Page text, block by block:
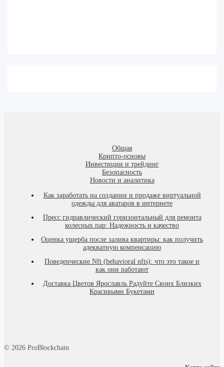
Общая
Крипто-основы
Инвестиции и трейдинг
Безопасность
Новости и аналитика
Как заработать на создании и продаже виртуальной
одежды для аватаров в интернете
Пресс гидравлический горизонтальный для ремонта
колесных пар: Надежность и качество
Оценка ущерба после залива квартиры: как получить
адекватную компенсацию
Поведенческие Nft (behavioral nfts): что это такое и
как они работают
Доставка Цветов Ярославль Радуйте Своих Близких
Красивыми Букетами
© 2026 ProBlockchain